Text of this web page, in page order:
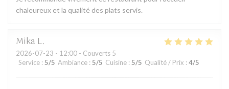
chaleureux et la qualité des plats servis.
Mika L
2026-07-23 - 12:00 - Couverts 5
Service : 5/5 Ambiance : 5/5 Cuisine : 5/5 Qualité / Prix : 4/5